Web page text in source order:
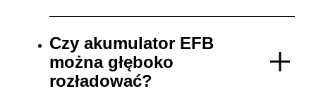
Czy akumulator EFB
można głęboko
rozładować?